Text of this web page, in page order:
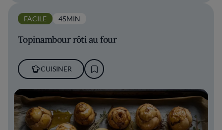
FACILE 45MIN
Topinambour rôti au four
CUISINER